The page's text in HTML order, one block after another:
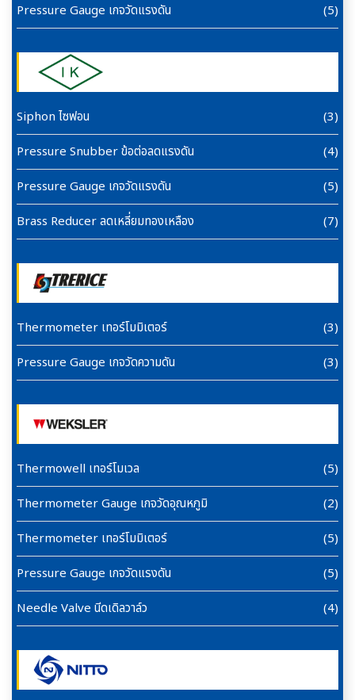
Pressure Gauge เกจวัดแรงดัน (5)
Siphon ไซฟอน
(3)
Pressure Snubber ข้อต่อลดแรงดัน
(4)
Pressure Gauge เกจวัดแรงดัน
(5)
Brass Reducer ลดเหลี่ยมทองเหลือง
(7)
Thermometer เทอร์โมมิเตอร์
(3)
Pressure Gauge เกจวัดความดัน
(3)
Thermowell เทอร์โมเวล
(5)
Thermometer Gauge เกจวัดอุณหภูมิ
(2)
Thermometer เทอร์โมมิเตอร์
(5)
Pressure Gauge เกจวัดแรงดัน
(5)
Needle Valve นีดเดิลวาล์ว
(4)